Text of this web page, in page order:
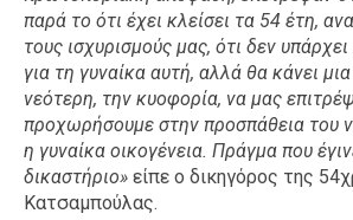
παρά το ότι έχει κλείσει τα 54 έτη,
τους ισχυρισμούς μας, ότι δεν
για τη γυναίκα αυτή, αλλά θα κάνει
νεότερη, την κυοφορία, να μας
προχωρήσουμε στην προσπάθεια του
η γυναίκα οικογένεια. Πράγμα που
δικαστήριο» είπε ο δικηγόρος της
Κατσαμπούλας.